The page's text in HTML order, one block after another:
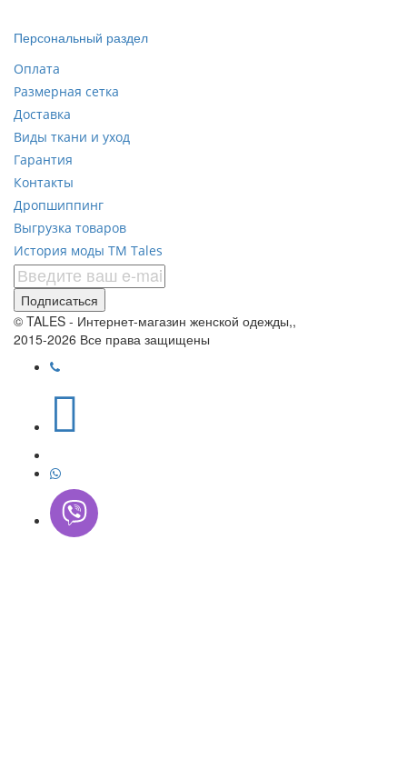
Персональный раздел
Оплата
Размерная сетка
Доставка
Виды ткани и уход
Гарантия
Контакты
Дропшиппинг
Выгрузка товаров
История моды ТМ Tales
Подписаться
© TALES - Интернет-магазин женской одежды,,
2015-2026 Все права защищены